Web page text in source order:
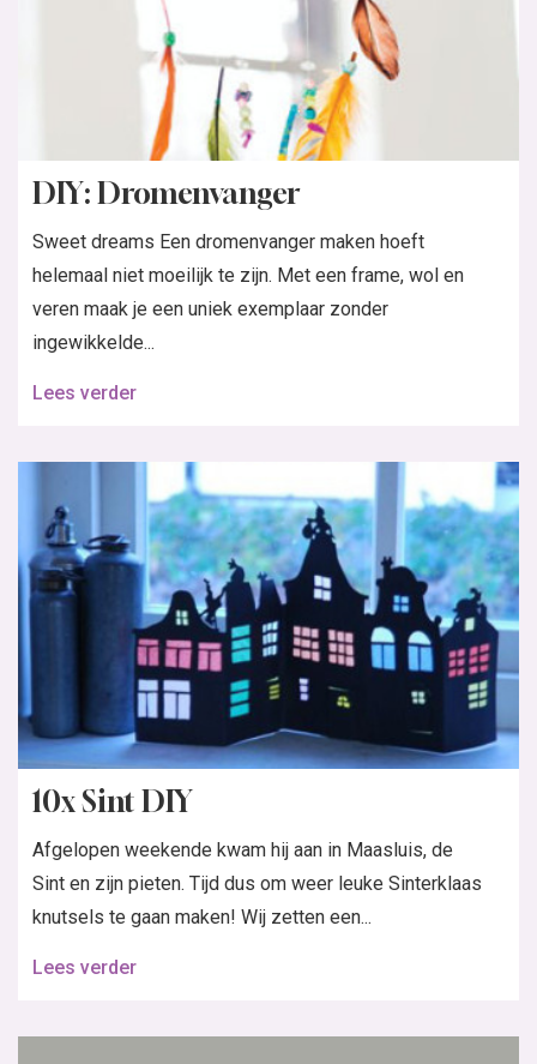
DIY: Dromenvanger
Sweet dreams Een dromenvanger maken hoeft
helemaal niet moeilijk te zijn. Met een frame, wol en
veren maak je een uniek exemplaar zonder
ingewikkelde...
Lees verder
10x Sint DIY
Afgelopen weekende kwam hij aan in Maasluis, de
Sint en zijn pieten. Tijd dus om weer leuke Sinterklaas
knutsels te gaan maken! Wij zetten een...
Lees verder